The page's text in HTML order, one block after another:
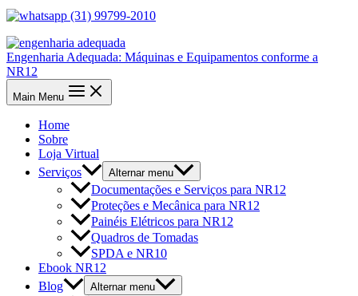
(31) 99799-2010
Engenharia Adequada: Máquinas e Equipamentos conforme a
NR12
Main Menu
Home
Sobre
Loja Virtual
Serviços
Alternar menu
Documentações e Serviços para NR12
Proteções e Mecânica para NR12
Painéis Elétricos para NR12
Quadros de Tomadas
SPDA e NR10
Ebook NR12
Blog
Alternar menu